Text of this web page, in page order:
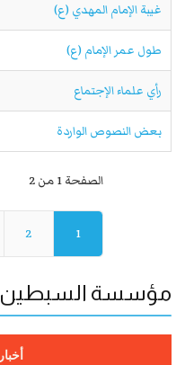
غيبة الإمام المهدي (ع)
طول عمر الإمام (ع)
رأي علماء الإجتماع
بعض النصوص الواردة
الصفحة 1 من 2
1
2
مؤسسة السبطين